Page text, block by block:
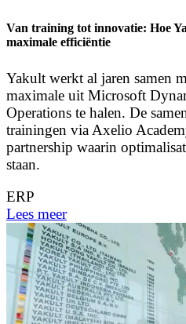
Van training tot innovatie: Hoe
maximale efficiëntie
Yakult werkt al jaren samen
maximale uit Microsoft
Operations te halen. De
trainingen via Axelio
partnership waarin
staan.
ERP
Lees meer